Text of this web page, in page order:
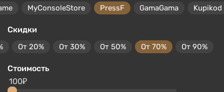
MyConsoleStore PressF GamaGama Kupikod
Скидки
От 20% От 30% От 50% От 70% От 90%
Стоимость
100₽